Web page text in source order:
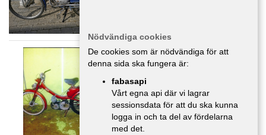
Mobylette
MC/Mopeder, Halland
2 000 :-
Nödvändiga cookies
De cookies som är nödvändiga för att
denna sida ska fungera är:
fabasapi
Vårt egna api där vi lagrar
sessionsdata för att du ska kunna
logga in och ta del av fördelarna
med det.